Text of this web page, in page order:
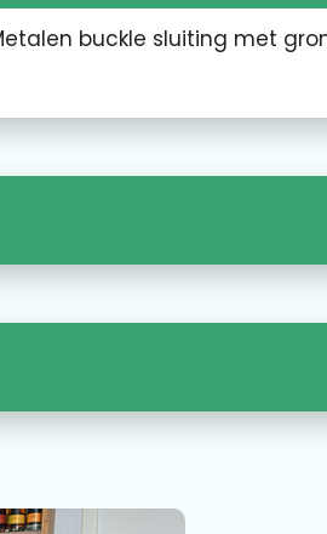
buckle sluiting met